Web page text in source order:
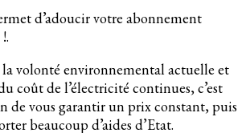
d’adoucir votre abonnement
volonté environnemental actuelle et
coût de l’électricité continues, c’est
de vous garantir un prix constant, puis
beaucoup d’aides d’Etat.